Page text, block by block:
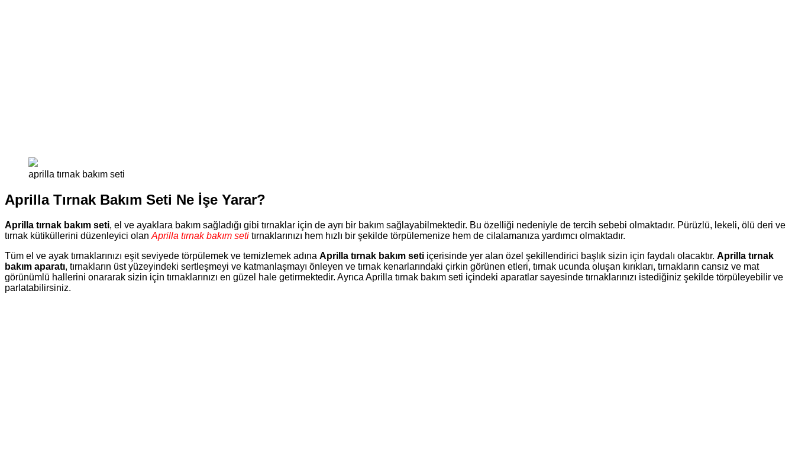
aprilla tırnak bakım seti
Aprilla Tırnak Bakım Seti Ne İşe Yarar?
Aprilla tırnak bakım seti, el ve ayaklara bakım sağladığı gibi tırnaklar için de ayrı bir bakım sağlayabilmektedir. Bu özelliği nedeniyle de tercih sebebi olmaktadır. Pürüzlü, lekeli, ölü deri ve
tırnak kütiküllerini düzenleyici olan Aprilla tırnak bakım seti tırnaklarınızı hem hızlı bir şekilde törpülemenize hem de cilalamanıza yardımcı olmaktadır.
Tüm el ve ayak tırnaklarınızı eşit seviyede törpülemek ve temizlemek adına Aprilla tırnak bakım seti içerisinde yer alan özel şekillendirici başlık sizin için faydalı olacaktır. Aprilla tırnak
bakım aparatı, tırnakların üst yüzeyindeki sertleşmeyi ve katmanlaşmayı önleyen ve tırnak kenarlarındaki çirkin görünen etleri, tırnak ucunda oluşan kırıkları, tırnakların cansız ve mat
görünümlü hallerini onararak sizin için tırnaklarınızı en güzel hale getirmektedir. Ayrıca Aprilla tırnak bakım seti içindeki aparatlar sayesinde tırnaklarınızı istediğiniz şekilde törpüleyebilir ve
parlatabilirsiniz.